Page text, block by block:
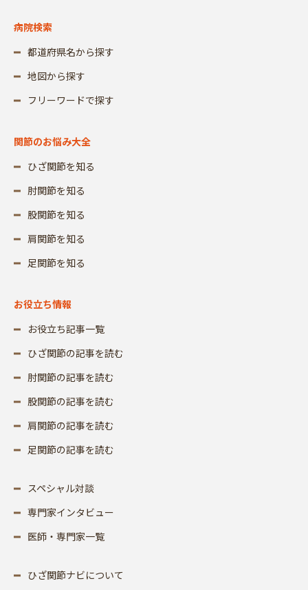
病院検索
都道府県名から探す
地図から探す
フリーワードで探す
関節のお悩み大全
ひざ関節を知る
肘関節を知る
股関節を知る
肩関節を知る
足関節を知る
お役立ち情報
お役立ち記事一覧
ひざ関節の記事を読む
肘関節の記事を読む
股関節の記事を読む
肩関節の記事を読む
足関節の記事を読む
スペシャル対談
専門家インタビュー
医師・専門家一覧
ひざ関節ナビについて